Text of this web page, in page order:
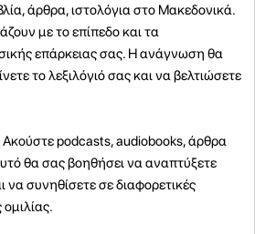
άρθρα, ιστολόγια στο Μακεδονικά.
με το επίπεδο και τα
επάρκειας σας. Η ανάγνωση θα
το λεξιλόγιό σας και να βελτιώσετε
podcasts, audiobooks, άρθρα
θα σας βοηθήσει να αναπτύξετε
να συνηθίσετε σε διαφορετικές